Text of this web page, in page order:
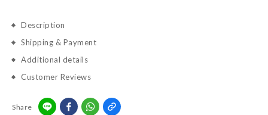
Description
Shipping & Payment
Additional details
Customer Reviews
Share